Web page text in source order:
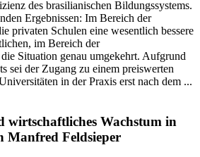
des brasilianischen Bildungssystems.
Ergebnissen: Im Bereich der
privaten Schulen eine wesentlich bessere
im Bereich der
Situation genau umgekehrt. Aufgrund
sei der Zugang zu einem preiswerten
in der Praxis erst nach dem ...
Wachstum in
Manfred Feldsieper